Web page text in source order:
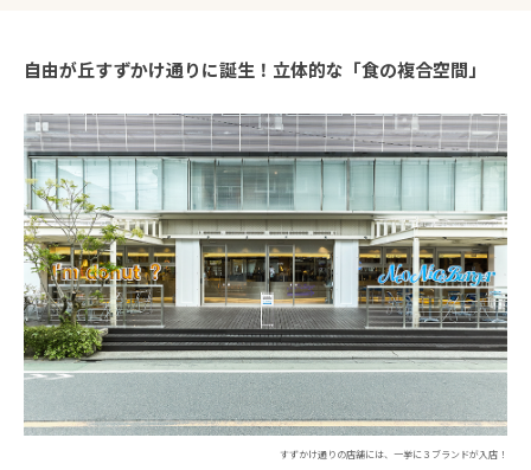
自由が丘すずかけ通りに誕生！立体的な「食の複合空間」
すずかけ通りの店舗には、一挙に３ブランドが入店！